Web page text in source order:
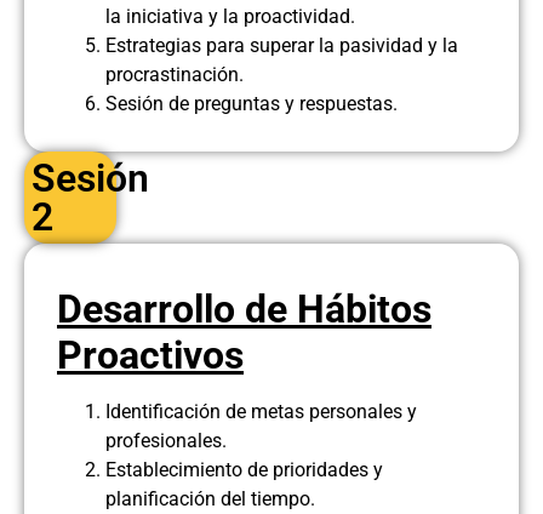
la iniciativa y la proactividad.
Estrategias para superar la pasividad y la
procrastinación.
Sesión de preguntas y respuestas.
Sesión
2
Desarrollo de Hábitos
Proactivos
Identificación de metas personales y
profesionales.
Establecimiento de prioridades y
planificación del tiempo.